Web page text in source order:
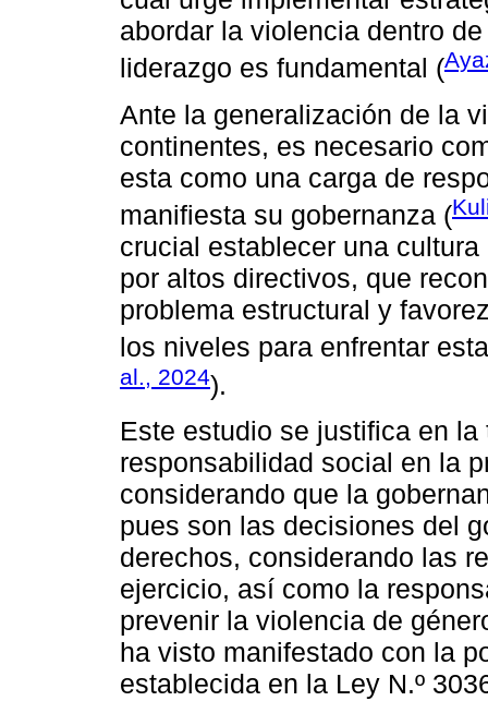
abordar la violencia dentro
liderazgo es fundamental (
Ante la generalización de la
continentes, es necesario
esta como una carga de
manifiesta su gobernanza (
crucial establecer una
por altos directivos, que
problema estructural y
los niveles para enfrentar
al., 2024).
Este estudio se justifica en
responsabilidad social en la
considerando que la
pues son las decisiones del
derechos, considerando las
ejercicio, así como la
prevenir la violencia de
ha visto manifestado con la
establecida en la Ley N.º